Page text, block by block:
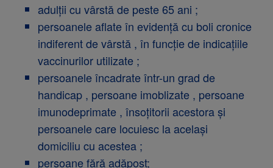
adulții cu vârstă de peste 65 ani ;
persoanele aflate în evidență cu boli cronice
indiferent de vârstă , în funcție de indicațiile
vaccinurilor utilizate ;
persoanele încadrate într-un grad de
handicap , persoane imoblizate , persoane
imunodeprimate , însoțitorii acestora și
persoanele care locuiesc la același
domiciliu cu acestea ;
persoane fără adăpost;